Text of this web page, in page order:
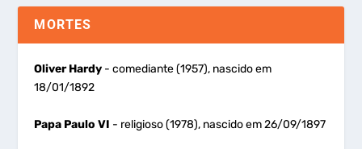
MORTES
Oliver Hardy - comediante (1957), nascido em
18/01/1892
Papa Paulo VI - religioso (1978), nascido em 26/09/1897